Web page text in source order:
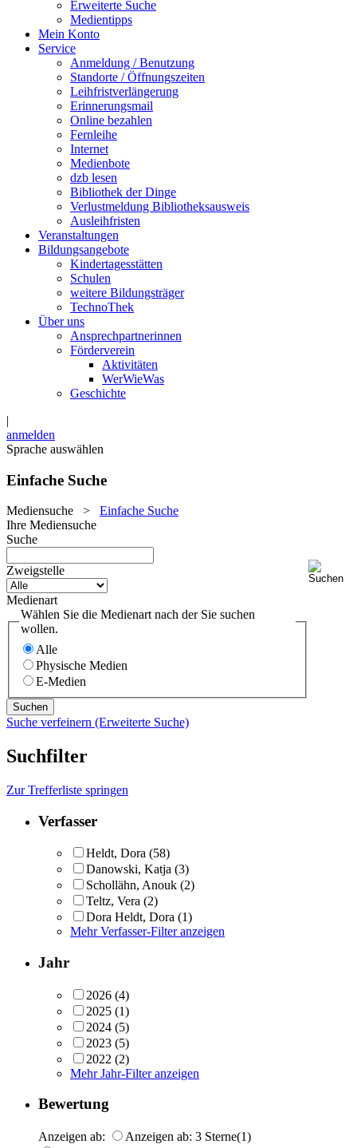
Erweiterte Suche
Medientipps
Mein Konto
Service
Anmeldung / Benutzung
Standorte / Öffnungszeiten
Leihfristverlängerung
Erinnerungsmail
Online bezahlen
Fernleihe
Internet
Medienbote
dzb lesen
Bibliothek der Dinge
Verlustmeldung Bibliotheksausweis
Ausleihfristen
Veranstaltungen
Bildungsangebote
Kindertagesstätten
Schulen
weitere Bildungsträger
TechnoThek
Über uns
Ansprechpartnerinnen
Förderverein
Aktivitäten
WerWieWas
Geschichte
|
anmelden
Sprache auswählen
Einfache Suche
Mediensuche > Einfache Suche
Ihre Mediensuche
Suche
Zweigstelle
Medienart
Wählen Sie die Medienart nach der Sie suchen
wollen.
Alle
Physische Medien
E-Medien
Suche verfeinern (Erweiterte Suche)
Suchfilter
Zur Trefferliste springen
Verfasser
Heldt, Dora (58)
Danowski, Katja (3)
Schollähn, Anouk (2)
Teltz, Vera (2)
Dora Heldt, Dora (1)
Mehr Verfasser-Filter anzeigen
Jahr
2026 (4)
2025 (1)
2024 (5)
2023 (5)
2022 (2)
Mehr Jahr-Filter anzeigen
Bewertung
Anzeigen ab: Anzeigen ab: 3 Sterne(1)